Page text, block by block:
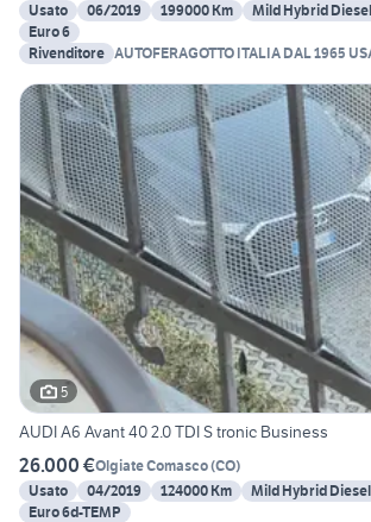
Usato
06/2019 199000 Km Mild Hybrid Diesel
Euro 6
Rivenditore AUTOFERAGOTTO ITALIA DAL 1965
5
AUDI A6 Avant 40 2.0 TDI S tronic Business
26.000 €Olgiate Comasco(CO)
Usato
04/2019 124000 Km Mild Hybrid Diesel
Euro 6d-TEMP